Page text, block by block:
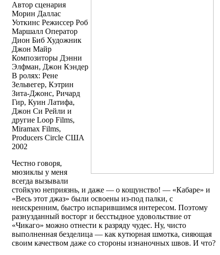
Автор сценария
Морин Даллас
Уоткинс Режиссер Роб
Маршалл Оператор
Дион Биб Художник
Джон Майр
Композиторы Дэнни
Элфман, Джон Кэндер
В ролях: Рене
Зельвегер, Кэтрин
Зита-Джонс, Ричард
Гир, Куин Латифа,
Джон Си Рейли и
другие Loop Films,
Miramax Films,
Producers Circle США
2002
Честно говоря,
мюзиклы у меня
всегда вызывали
стойкую неприязнь, и даже — о кощунство! — «Кабаре» и
«Весь этот джаз» были освоены из-под палки, с
неискренним, быстро испарившимся интересом. Поэтому
разнузданный восторг и бесстыдное удовольствие от
«Чикаго» можно отнести к разряду чудес. Ну, чисто
выполненная безделица — как кутюрная шмотка, сияющая
своим качеством даже со стороны изнаночных швов. И что?